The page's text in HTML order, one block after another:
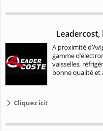
A proximité
gamme
vaisselles,
bonne qualité et
Cliquez ici!